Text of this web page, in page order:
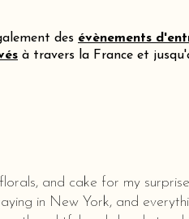
des évènements
à travers la France et
and cake for my
in New York, and